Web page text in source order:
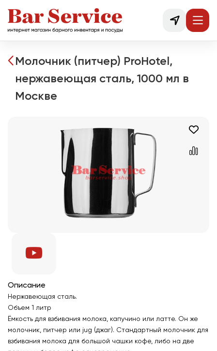
Молочник (питчер) ProHotel,
нержавеющая сталь, 1000 мл в
Москве
Описание
Нержавеющая сталь.
Объем 1 литр
Ёмкость для взбивания молока, капучино или латте. Он же
молочник, питчер или jug (джаг). Стандартный молочник для
взбивания молока для большой чашки кофе, либо на две